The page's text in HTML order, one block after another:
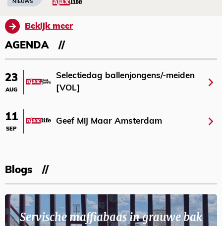
NIEUWS
Bekijk meer
AGENDA
23
AUG
Selectiedag ballenjongens/-meiden
[VOL]
11
SEP
Geef Mij Maar Amsterdam
Blogs
Servische maffiabaas in grauwe bak